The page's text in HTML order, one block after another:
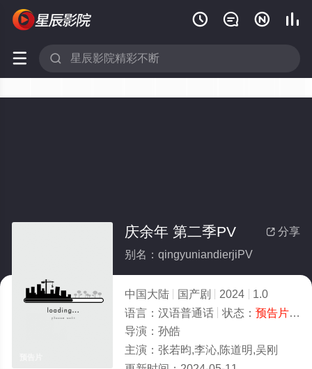
   
 
 分享
庆余年 第二季PV
别名：qingyuniandierjiPV
中国大陆 国产剧 2024
1.0
语言： 汉语普通话 状态： 预告片- 免
导演： 孙皓
主演： 张若昀,李沁,陈道明,吴刚